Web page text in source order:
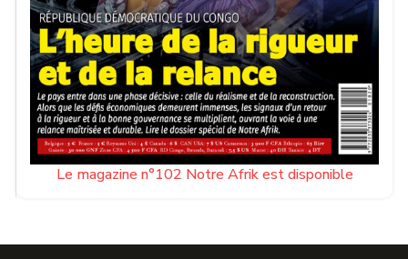
Le magazine n°102 Notre Afrik est disponible